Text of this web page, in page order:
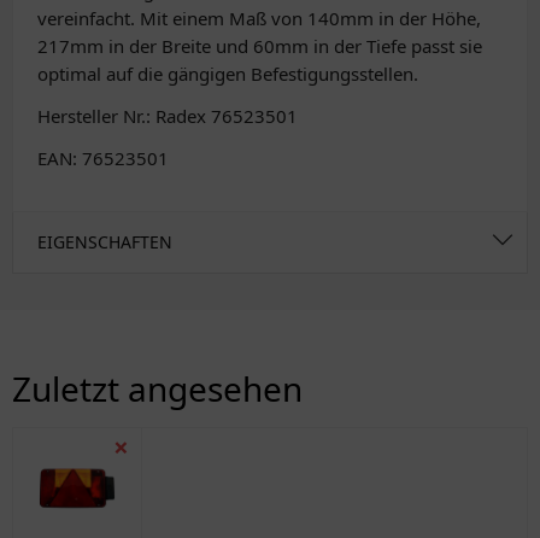
vereinfacht. Mit einem Maß von 140mm in der Höhe,
217mm in der Breite und 60mm in der Tiefe passt sie
optimal auf die gängigen Befestigungsstellen.
Hersteller Nr.: Radex 76523501
EAN: 76523501
EIGENSCHAFTEN
Zuletzt angesehen
❌